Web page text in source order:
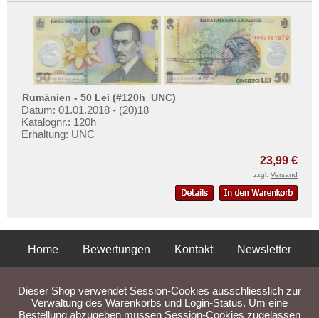
Rumänien - 50 Lei (#120h_UNC)
Datum: 01.01.2018 - (20)18
Katalognr.: 120h
Erhaltung: UNC
23,99 €
zzgl. Versand
Home Bewertungen Kontakt
Newsletter
Liefer- und Versandkosten
Dieser Shop verwendet Session-Cookies ausschliesslich zur
Verwaltung des Warenkorbs und Login-Status. Um eine
Bestellung abzugeben müssen Session-Cookies zugelassen